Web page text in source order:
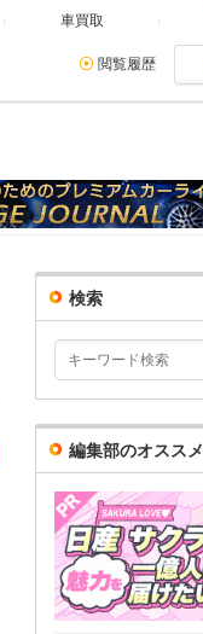
車買取
閲覧履歴
検索
編集部のオススメ